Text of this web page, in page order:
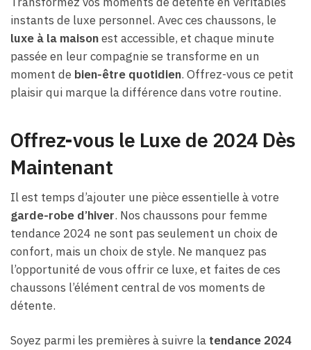
instants de luxe personnel. Avec ces chaussons, le
luxe à la maisonest accessible, et chaque minute
passée en leur compagnie se transforme en un
moment de bien-être quotidien. Offrez-vous ce petit
plaisir qui marque la différence dans votre routine.
Offrez-vous le Luxe de 2024 Dès
Maintenant
Il est temps d’ajouter une pièce essentielle à votre
garde-robe d’hiver. Nos chaussons pour femme
tendance 2024 ne sont pas seulement un choix de
confort, mais un choix de style. Ne manquez pas
l’opportunité de vous offrir ce luxe, et faites de ces
chaussons l’élément central de vos moments de
détente.
Soyez parmi les premières à suivre la tendance 2024